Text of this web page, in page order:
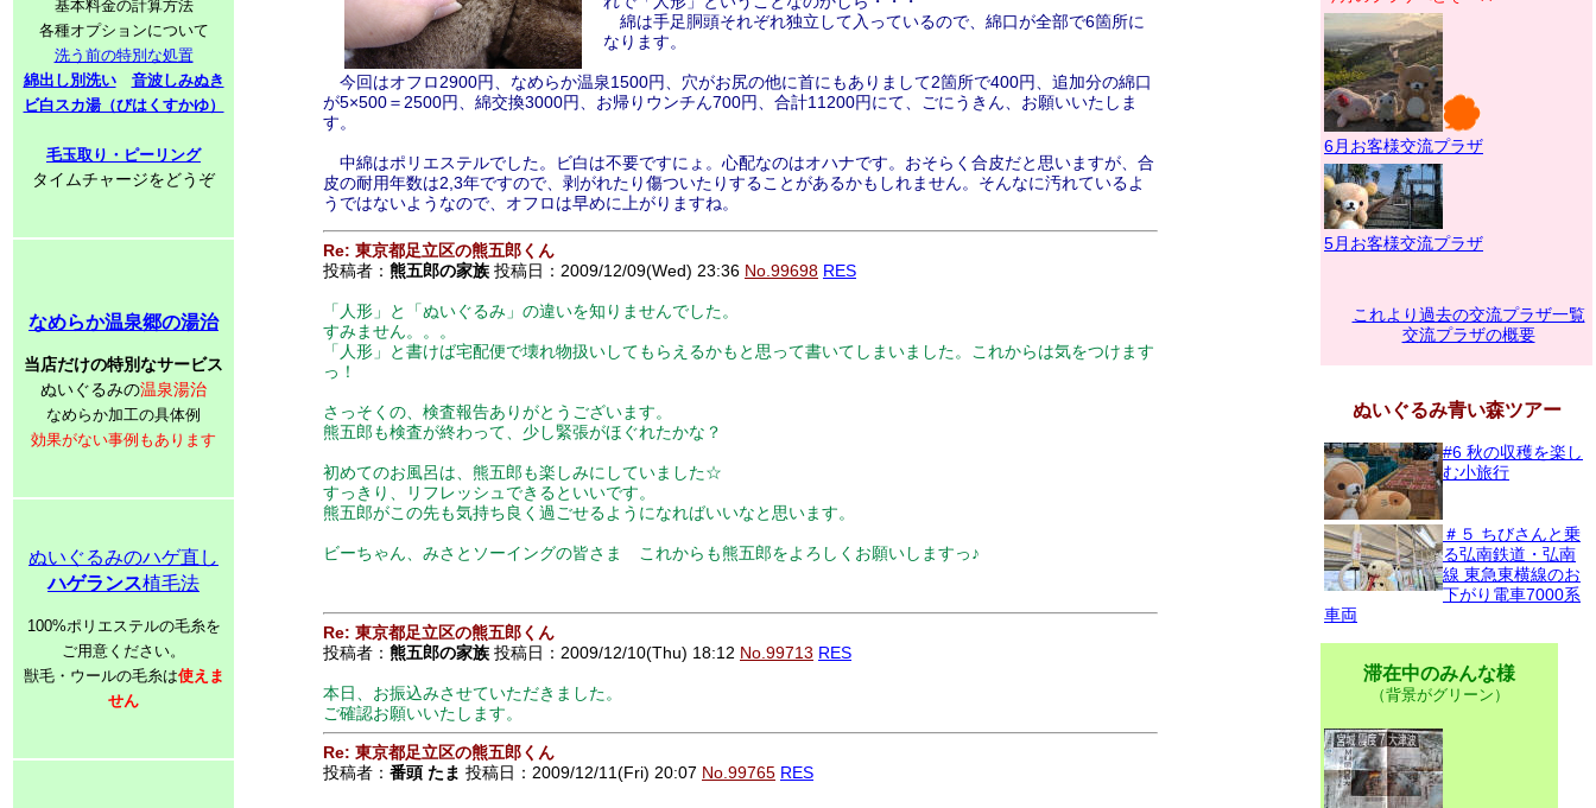
基本料金の計算方法
各種オプションについて
洗う前の特別な処置
綿出し別洗い
音波しみぬき
ビ白スカ湯（びはくすかゆ）
毛玉取り・ピーリング
タイムチャージをどうぞ
なめらか温泉郷の湯治
当店だけの特別なサービス
ぬいぐるみの温泉湯治
なめらか加工の具体例
効果がない事例もあります
ぬいぐるみのハゲ直し
ハゲランス植毛法
100%ポリエステルの毛糸を
ご用意ください。
獣毛・ウールの毛糸は使えま
せん
綿は手足胴頭それぞれ独立して入っているので、綿口が全部で6箇所に
なります。
今回はオフロ2900円、なめらか温泉1500円、穴がお尻の他に首にもありまして2箇所で400円、追加分の綿口
が5×500＝2500円、綿交換3000円、お帰りウンチん700円、合計11200円にて、ごにうきん、お願いいたしま
す。
中綿はポリエステルでした。ビ白は不要ですにょ。心配なのはオハナです。おそらく合皮だと思いますが、合
皮の耐用年数は2,3年ですので、剥がれたり傷ついたりすることがあるかもしれません。そんなに汚れているよ
うではないようなので、オフロは早めに上がりますね。
Re: 東京都足立区の熊五郎くん
投稿者： 熊五郎の家族 投稿日：2009/12/09(Wed) 23:36 No.99698 RES
「人形」と「ぬいぐるみ」の違いを知りませんでした。
すみません。。。
「人形」と書けば宅配便で壊れ物扱いしてもらえるかもと思って書いてしまいました。これからは気をつけます
っ！
さっそくの、検査報告ありがとうございます。
熊五郎も検査が終わって、少し緊張がほぐれたかな？
初めてのお風呂は、熊五郎も楽しみにしていました☆
すっきり、リフレッシュできるといいです。
熊五郎がこの先も気持ち良く過ごせるようになればいいなと思います。
ビーちゃん、みさとソーイングの皆さま これからも熊五郎をよろしくお願いしますっ♪
Re: 東京都足立区の熊五郎くん
投稿者： 熊五郎の家族 投稿日：2009/12/10(Thu) 18:12 No.99713 RES
本日、お振込みさせていただきました。
ご確認お願いいたします。
Re: 東京都足立区の熊五郎くん
投稿者： 番頭 たま 投稿日：2009/12/11(Fri) 20:07 No.99765 RES
6月お客様交流プラザ
5月お客様交流プラザ
これより過去の交流プラザ一覧
交流プラザの概要
ぬいぐるみ青い森ツアー
#6 秋の収穫を楽し
む小旅行
＃５ ちびさんと乗
る弘南鉄道・弘南
線 東急東横線のお
下がり電車7000系
車両
滞在中のみんな様
（背景がグリーン）